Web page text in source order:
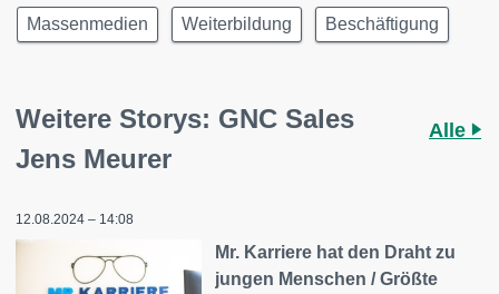
Massenmedien Weiterbildung Beschäftigung
Weitere Storys: GNC Sales
Jens Meurer
Alle
12.08.2024 – 14:08
Mr. Karriere hat den Draht zu
jungen Menschen / Größte